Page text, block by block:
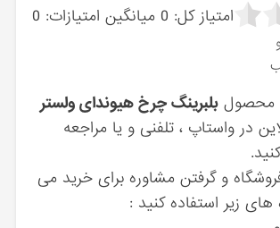
امتیاز کل: 0 میانگین امتیازات: 0
محصولبلبرینگ چرخ هیوندای ولستر
در واستاپ ، تلفنی و یا مراجعه
و گرفتن مشاوره برای خرید می
های زیر استفاده کنید :